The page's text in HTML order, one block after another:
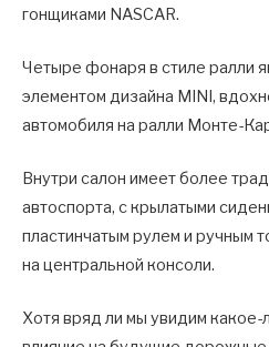
гонщиками NASCAR.
Четыре фонаря в стиле ралли
элементом дизайна MINI,
автомобиля на ралли Монте-
Внутри салон имеет более
автоспорта, с крылатыми
пластинчатым рулем и ручным
на центральной консоли.
Хотя вряд ли мы увидим